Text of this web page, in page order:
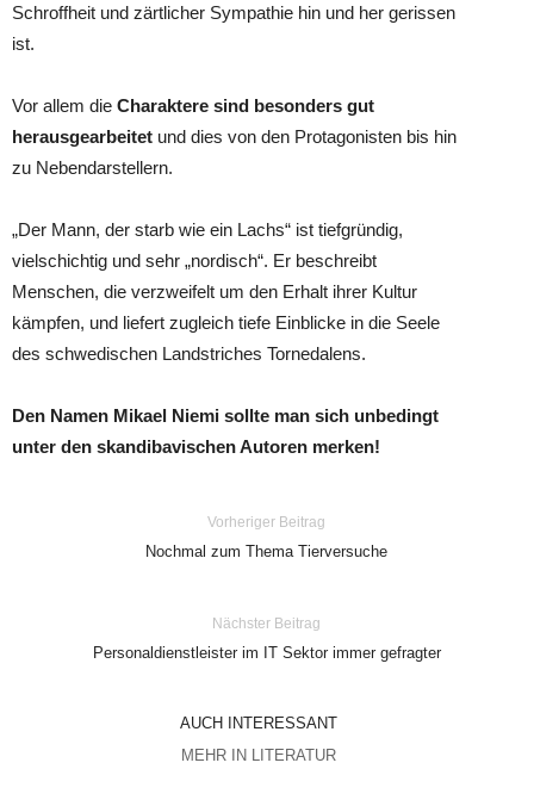
Schroffheit und zärtlicher Sympathie hin und her gerissen
ist.
Vor allem die Charaktere sind besonders gut
herausgearbeitet und dies von den Protagonisten bis hin
zu Nebendarstellern.
„Der Mann, der starb wie ein Lachs“ ist tiefgründig,
vielschichtig und sehr „nordisch“. Er beschreibt
Menschen, die verzweifelt um den Erhalt ihrer Kultur
kämpfen, und liefert zugleich tiefe Einblicke in die Seele
des schwedischen Landstriches Tornedalens.
Den Namen Mikael Niemi sollte man sich unbedingt
unter den skandibavischen Autoren merken!
Vorheriger Beitrag
Nochmal zum Thema Tierversuche
Nächster Beitrag
Personaldienstleister im IT Sektor immer gefragter
AUCH INTERESSANT
MEHR IN LITERATUR